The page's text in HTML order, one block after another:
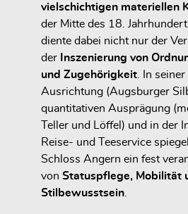
vielschichtigen materiellen
der Mitte des 18.
diente dabei nicht nur der
der
Inszenierung von
und Zugehörigkeit . In
Ausrichtung (Augsburger
quantitativen Ausprägung
Teller und Löffel) und in der
Reise- und Teeservice
Schloss Angern ein fest
von Statuspflege, Mobilität
Stilbewusstsein